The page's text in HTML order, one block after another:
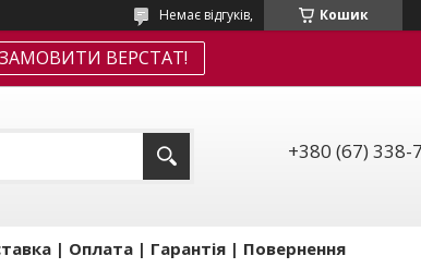
Кошик
Немає відгуків,
ЗАМОВИТИ ВЕРСТАТ!
+380 (67) 338-
| Оплата | Гарантія | Повернення